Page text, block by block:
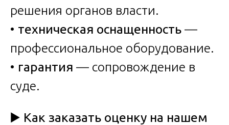
решения органов власти.
• техническая оснащенность —
профессиональное оборудование.
• гарантия — сопровождение в
суде.
▶️ Как заказать оценку на нашем